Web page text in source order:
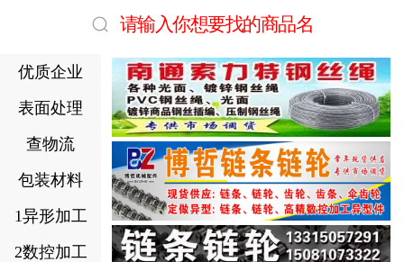
请输入你想要找的商品名
优质企业
表面处理
查物流
包装材料
1异形加工
2数控加工